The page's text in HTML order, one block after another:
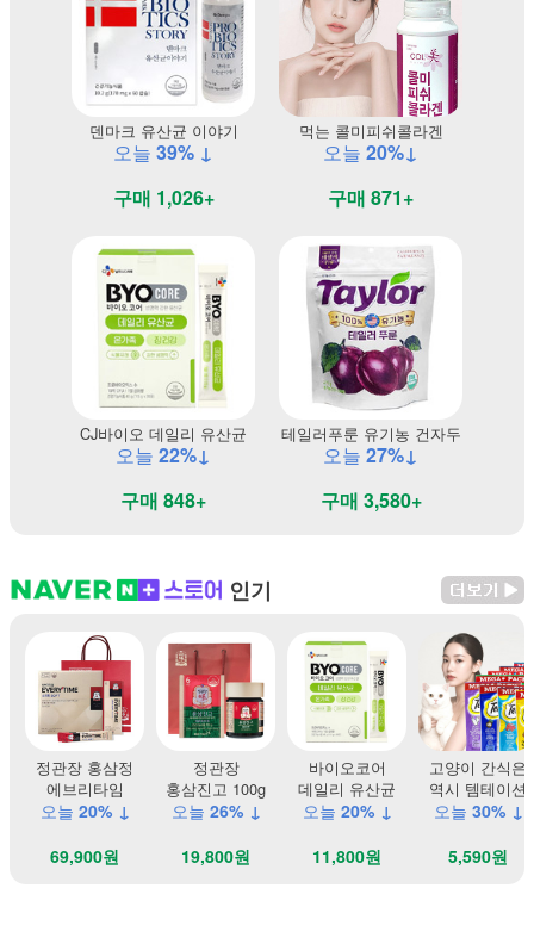
덴마크 유산균 이야기
오늘 39% ↓
구매 1,026+
먹는 콜미피쉬콜라겐
오늘 20%↓
구매 871+
CJ바이오 데일리 유산균
오늘 22%↓
구매 848+
테일러푸룬 유기농 건자두
오늘 27%↓
구매 3,580+
인기
정관장 홍삼정
에브리타임
오늘 20% ↓
69,900원
정관장
홍삼진고 100g
오늘 26% ↓
19,800원
바이오코어
데일리 유산균
오늘 20% ↓
11,800원
고양이 간식은
역시 템테이션
오늘 30% ↓
5,590원